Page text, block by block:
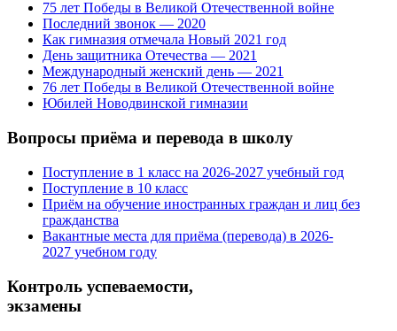
75 лет Победы в Великой Отечественной войне
Последний звонок — 2020
Как гимназия отмечала Новый 2021 год
День защитника Отечества — 2021
Международный женский день — 2021
76 лет Победы в Великой Отечественной войне
Юбилей Новодвинской гимназии
Вопросы приёма и перевода в школу
Поступление в 1 класс на 2026-2027 учебный год
Поступление в 10 класс
Приём на обучение иностранных граждан и лиц без
гражданства
Вакантные места для приёма (перевода) в 2026-
2027 учебном году
Контроль успеваемости,
экзамены